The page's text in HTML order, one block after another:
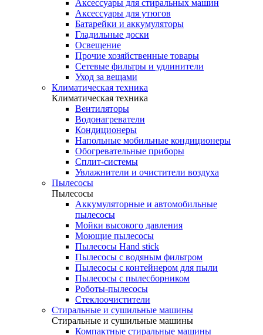
Аксессуары для стиральных машин
Аксессуары для утюгов
Батарейки и аккумуляторы
Гладильные доски
Освещение
Прочие хозяйственные товары
Сетевые фильтры и удлинители
Уход за вещами
Климатическая техника
Климатическая техника
Вентиляторы
Водонагреватели
Кондиционеры
Напольные мобильные кондиционеры
Обогревательные приборы
Сплит-системы
Увлажнители и очистители воздуха
Пылесосы
Пылесосы
Аккумуляторные и автомобильные
пылесосы
Мойки высокого давления
Моющие пылесосы
Пылесосы Hand stick
Пылесосы с водяным фильтром
Пылесосы с контейнером для пыли
Пылесосы с пылесборником
Роботы-пылесосы
Стеклоочистители
Стиральные и сушильные машины
Стиральные и сушильные машины
Компактные стиральные машины